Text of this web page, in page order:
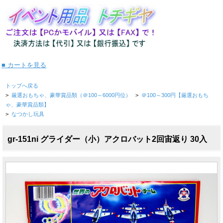
■ カートを見る
トップへ戻る
> 厳選おもちゃ、豪華賞品類（＠100～6000円位） > ＠100～300円【厳選おもち
ゃ、豪華賞品類】
> なつかし玩具
gr-151ni グライダー（小）アクロバット2回宙返り 30入